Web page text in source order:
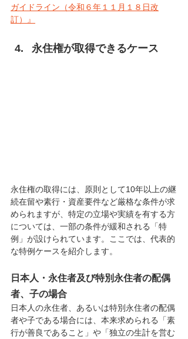
ガイドライン（令和６年１１月１８日改
訂）』
永住権が取得できるケース
永住権の取得には、原則として10年以上の継
続在留や素行・資産要件など厳格な条件が求
められますが、特定の立場や実績を有する方
については、一部の条件が緩和される「特
例」が設けられています。ここでは、代表的
な特例ケースを紹介します。
日本人・永住者及び特別永住者の配偶
者、子の場合
日本人の永住者、あるいは特別永住者の配偶
者や子である場合には、本来求められる「素
行が善良であること」や「独立の生計を営む